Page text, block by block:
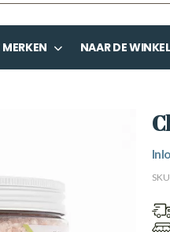
NAAR DE WINKEL